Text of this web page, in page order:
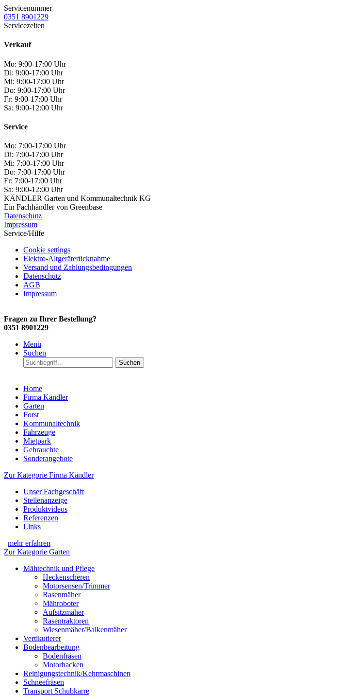
Servicenummer
0351 8901229
Servicezeiten
Verkauf
Mo: 9:00-17:00 Uhr
Di: 9:00-17:00 Uhr
Mi: 9:00-17:00 Uhr
Do: 9:00-17:00 Uhr
Fr: 9:00-17:00 Uhr
Sa: 9:00-12:00 Uhr
Service
Mo: 7:00-17:00 Uhr
Di: 7:00-17:00 Uhr
Mi: 7:00-17:00 Uhr
Do: 7:00-17:00 Uhr
Fr: 7:00-17:00 Uhr
Sa: 9:00-12:00 Uhr
KÄNDLER Garten und Kommunaltechnik KG
Ein Fachhändler von Greenbase
Datenschutz
Impressum
Service/Hilfe
Cookie settings
Elektro-Altgeräterücknahme
Versand und Zahlungsbedingungen
Datenschutz
AGB
Impressum
Fragen zu Ihrer Bestellung?
0351 8901229
Menü
Suchen
Suchen
Home
Firma Kändler
Garten
Forst
Kommunaltechnik
Fahrzeuge
Mietpark
Gebrauchte
Sonderangebote
Zur Kategorie Firma Kändler
Unser Fachgeschäft
Stellenanzeige
Produktvideos
Referenzen
Links
mehr erfahren
Zur Kategorie Garten
Mähtechnik und Pflege
Heckenscheren
Motorsensen/Trimmer
Rasenmäher
Mähroboter
Aufsitzmäher
Rasentraktoren
Wiesenmäher/Balkenmäher
Vertikutierer
Bodenbearbeitung
Bodenfräsen
Motorhacken
Reinigungstechnik/Kehrmaschinen
Schneefräsen
Transport Schubkarre